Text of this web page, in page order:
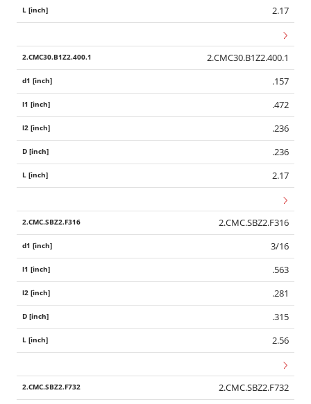
2.17
2.CMC30.B1Z2.400.1
.157
.472
.236
.236
2.17
2.CMC.SBZ2.F316
3/16
.563
.281
.315
2.56
2.CMC.SBZ2.F732